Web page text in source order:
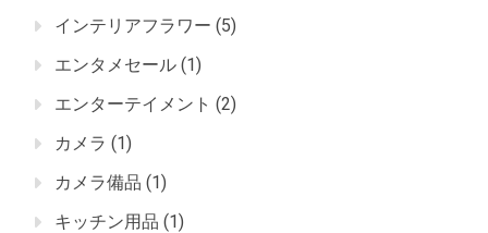
インテリアフラワー (5)
エンタメセール (1)
エンターテイメント (2)
カメラ (1)
カメラ備品 (1)
キッチン用品 (1)